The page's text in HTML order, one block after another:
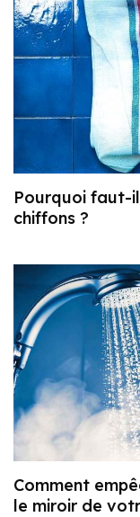
Pourquoi faut-
chiffons ?
Comment
le miroir de